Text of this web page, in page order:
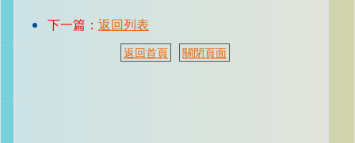
下一篇：返回列表
返回首頁 關閉頁面